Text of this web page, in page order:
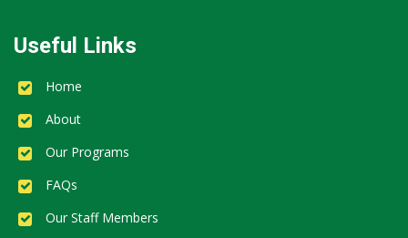
Useful Links
Home
About
Our Programs
FAQs
Our Staff Members